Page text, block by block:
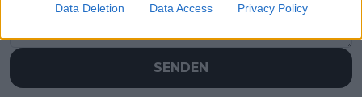
Data Deletion Data Access Privacy Policy
SENDEN